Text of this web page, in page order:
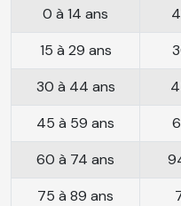
0 à 14 ans
15 à 29 ans
30 à 44 ans
45 à 59 ans
60 à 74 ans
75 à 89 ans